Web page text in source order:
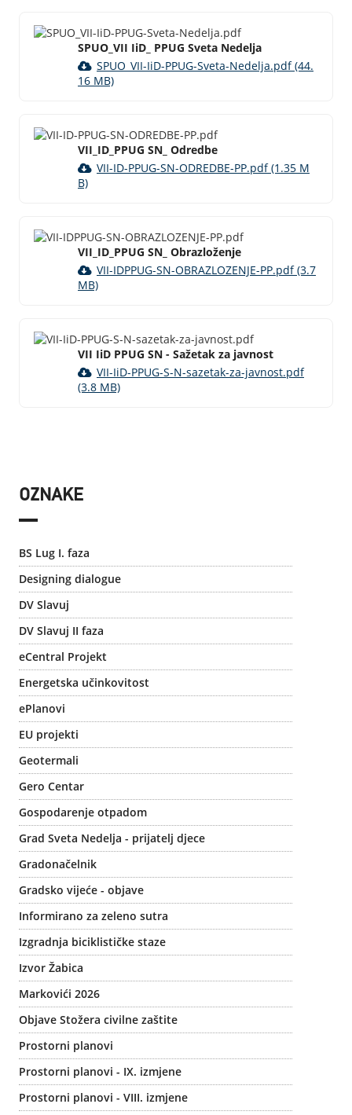
SPUO_VII IiD_ PPUG Sveta Nedelja
SPUO_VII-IiD-PPUG-Sveta-Nedelja.pdf (44.
16 MB)
VII_ID_PPUG SN_ Odredbe
VII-ID-PPUG-SN-ODREDBE-PP.pdf (1.35 M
B)
VII_ID_PPUG SN_ Obrazloženje
VII-IDPPUG-SN-OBRAZLOZENJE-PP.pdf (3.7
MB)
VII IiD PPUG SN - Sažetak za javnost
VII-IiD-PPUG-S-N-sazetak-za-javnost.pdf
(3.8 MB)
OZNAKE
BS Lug I. faza
Designing dialogue
DV Slavuj
DV Slavuj II faza
eCentral Projekt
Energetska učinkovitost
ePlanovi
EU projekti
Geotermali
Gero Centar
Gospodarenje otpadom
Grad Sveta Nedelja - prijatelj djece
Gradonačelnik
Gradsko vijeće - objave
Informirano za zeleno sutra
Izgradnja biciklističke staze
Izvor Žabica
Markovići 2026
Objave Stožera civilne zaštite
Prostorni planovi
Prostorni planovi - IX. izmjene
Prostorni planovi - VIII. izmjene